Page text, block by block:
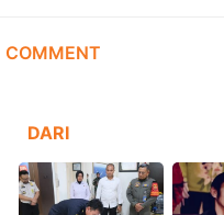
COMMENT
DARI